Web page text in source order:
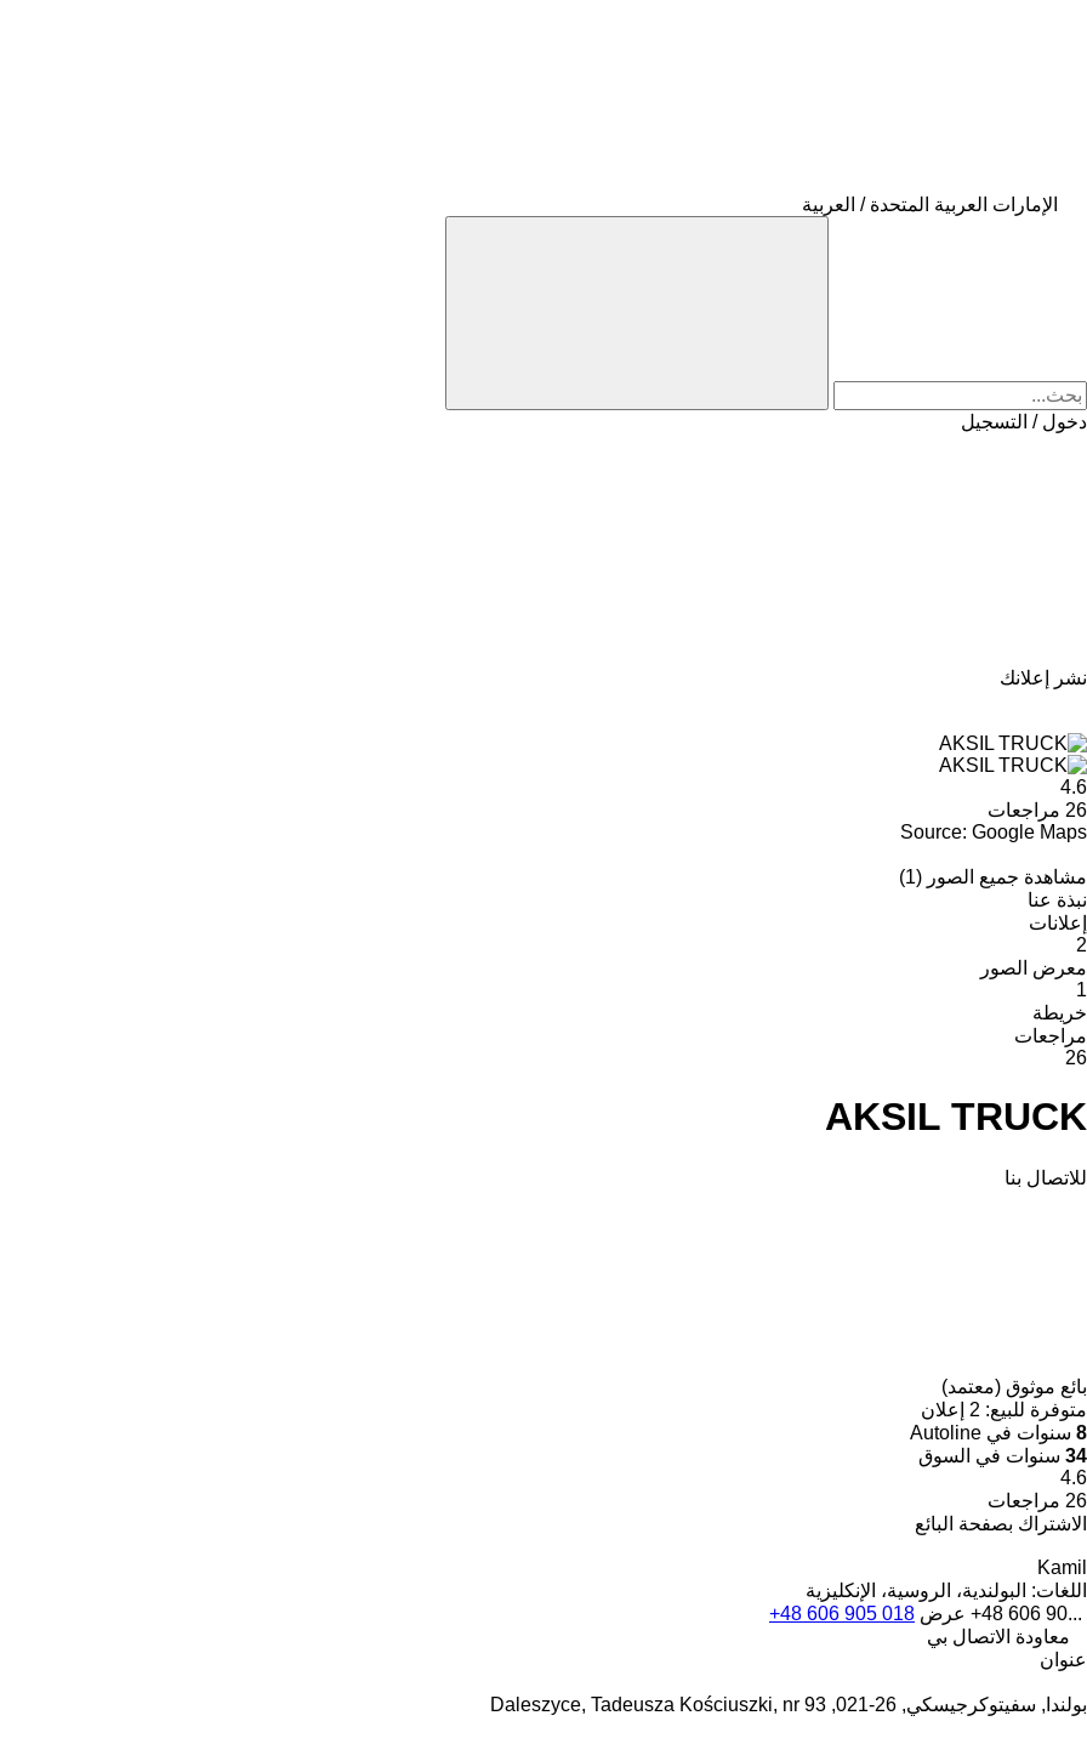
الإمارات العربية المتحدة / العربية
دخول / التسجيل
نشر إعلانك
4.6
26 مراجعات
Source: Google Maps
مشاهدة جميع الصور (1)
نبذة عنا
إعلانات
2
معرض الصور
1
خريطة
مراجعات
26
AKSIL TRUCK
للاتصال بنا
بائع موثوق (معتمد)
متوفرة للبيع: 2 إعلان
8 سنوات في Autoline
34 سنوات في السوق
4.6
26 مراجعات
الاشتراك بصفحة البائع
Kamil
اللغات: البولندية، الروسية، الإنكليزية
+48 606 90... عرض +48 606 905 018
معاودة الاتصال بي
عنوان
بولندا, سفيتوكرجيسكي, 26-021, Daleszyce, Tadeusza Kościuszki, nr 93